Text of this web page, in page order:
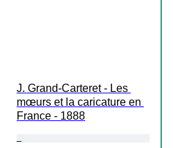
J. Grand-Carteret - Les
mœurs et la caricature en
France - 1888